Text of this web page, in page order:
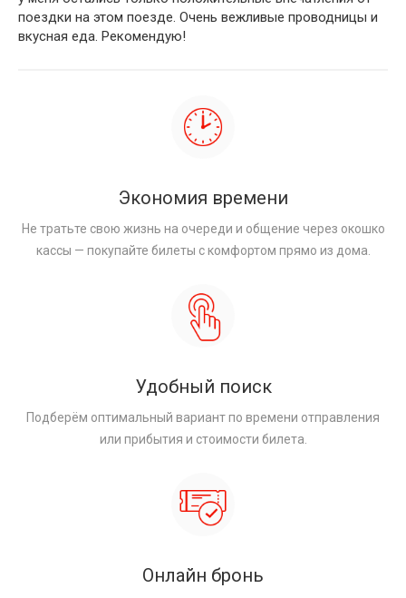
поездки на этом поезде. Очень вежливые проводницы и
вкусная еда. Рекомендую!
Экономия времени
Не тратьте свою жизнь на очереди и общение через окошко
кассы — покупайте билеты с комфортом прямо из дома.
Удобный поиск
Подберём оптимальный вариант по времени отправления
или прибытия и стоимости билета.
Онлайн бронь